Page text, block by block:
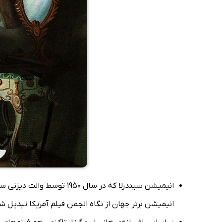
انیمیشن برتر جهان از نگاه انجمن فیلم آمریکا تبدیل